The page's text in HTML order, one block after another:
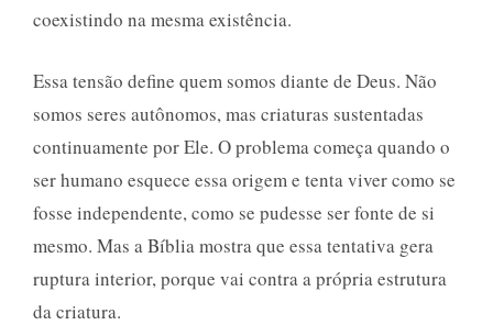
coexistindo na mesma existência.
Essa tensão define quem somos diante de Deus. Não
somos seres autônomos, mas criaturas sustentadas
continuamente por Ele. O problema começa quando o
ser humano esquece essa origem e tenta viver como se
fosse independente, como se pudesse ser fonte de si
mesmo. Mas a Bíblia mostra que essa tentativa gera
ruptura interior, porque vai contra a própria estrutura
da criatura.